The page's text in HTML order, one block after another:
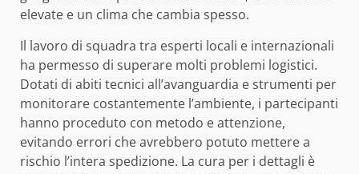
elevate e un clima che cambia spesso.
Il lavoro di squadra tra esperti locali e internazionali
ha permesso di superare molti problemi logistici.
Dotati di abiti tecnici all’avanguardia e strumenti per
monitorare costantemente l’ambiente, i partecipanti
hanno proceduto con metodo e attenzione,
evitando errori che avrebbero potuto mettere a
rischio l’intera spedizione. La cura per i dettagli è